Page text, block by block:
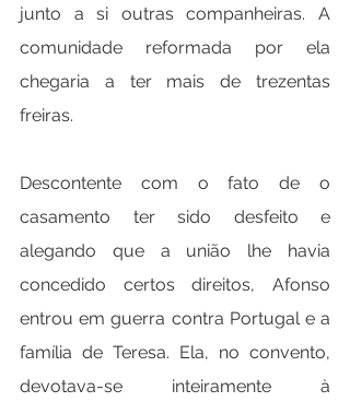
junto a si outras companheiras. A
comunidade reformada por ela
chegaria a ter mais de trezentas
freiras.
Descontente com o fato de o
casamento ter sido desfeito e
alegando que a união lhe havia
concedido certos direitos, Afonso
entrou em guerra contra Portugal e a
família de Teresa. Ela, no convento,
devotava-se inteiramente à